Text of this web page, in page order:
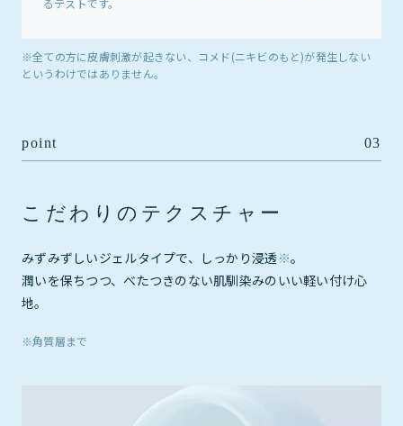
るテストです。
※全ての方に皮膚刺激が起きない、コメド(ニキビのもと)が発生しない
というわけではありません。
point 03
こだわりのテクスチャー
みずみずしいジェルタイプで、しっかり浸透※。
潤いを保ちつつ、べたつきのない肌馴染みのいい軽い付け心
地。
※角質層まで